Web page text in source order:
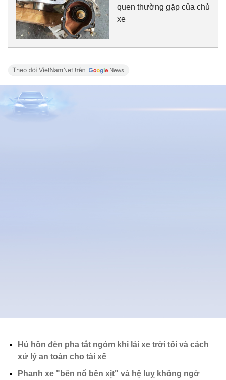
quen thường gặp của chủ
xe
Hú hồn đèn pha tắt ngóm khi lái xe trời tối và cách
xử lý an toàn cho tài xế
Phanh xe "bên nổ bên xịt" và hệ luỵ không ngờ